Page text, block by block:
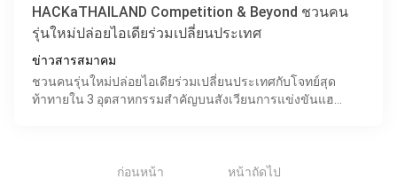
HACKaTHAILAND Competition & Beyond ชวนคน
รุ่นใหม่ปล่อยไอเดียร่วมเปลี่ยนประเทศ
ข่าวสารสมาคม
ชวนคนรุ่นใหม่ปล่อยไอเดียร่วมเปลี่ยนประเทศกับโจทย์สุด
ท้าทายใน 3 อุตสาหกรรมสำคัญบนสังเวียนการแข่งขันแฮ
ก่อนหน้า หน้าถัดไป